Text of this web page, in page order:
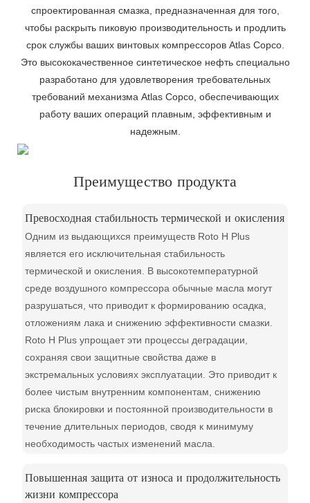
спроектированная смазка, предназначенная для того,
чтобы раскрыть пиковую производительность и продлить
срок службы ваших винтовых компрессоров Atlas Copco.
Это высококачественное синтетическое нефть специально
разработано для удовлетворения требовательных
требований механизма Atlas Copco, обеспечивающих
работу ваших операций плавным, эффективным и
надежным.
Преимущество продукта
Превосходная стабильность термической и окисления
Одним из выдающихся преимуществ Roto H Plus
является его исключительная стабильность
термической и окисления. В высокотемпературной
среде воздушного компрессора обычные масла могут
разрушаться, что приводит к формированию осадка,
отложениям лака и снижению эффективности смазки.
Roto H Plus упрощает эти процессы деградации,
сохраняя свои защитные свойства даже в
экстремальных условиях эксплуатации. Это приводит к
более чистым внутренним компонентам, снижению
риска блокировки и постоянной производительности в
течение длительных периодов, сводя к минимуму
необходимость частых изменений масла.
Повышенная защита от износа и продолжительность
жизни компрессора